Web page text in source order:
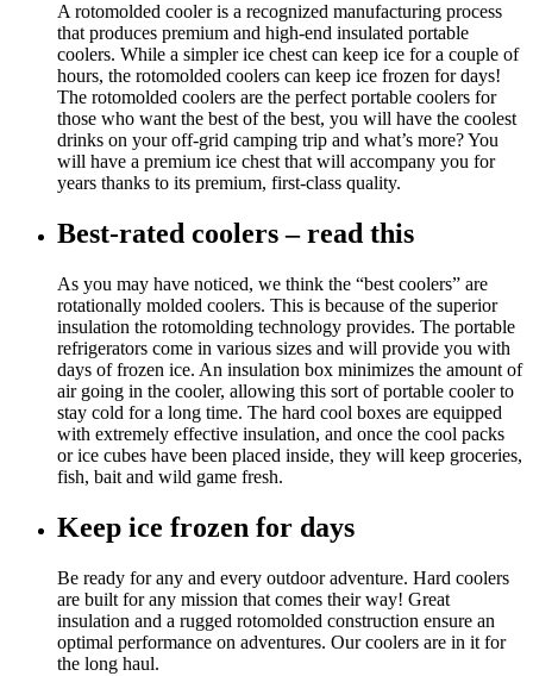
A rotomolded cooler is a recognized manufacturing process
that produces premium and high-end insulated portable
coolers. While a simpler ice chest can keep ice for a couple of
hours, the rotomolded coolers can keep ice frozen for days!
The rotomolded coolers are the perfect portable coolers for
those who want the best of the best, you will have the coolest
drinks on your off-grid camping trip and what’s more? You
will have a premium ice chest that will accompany you for
years thanks to its premium, first-class quality.
Best-rated coolers – read this
As you may have noticed, we think the “best coolers” are
rotationally molded coolers. This is because of the superior
insulation the rotomolding technology provides. The portable
refrigerators come in various sizes and will provide you with
days of frozen ice. An insulation box minimizes the amount of
air going in the cooler, allowing this sort of portable cooler to
stay cold for a long time. The hard cool boxes are equipped
with extremely effective insulation, and once the cool packs
or ice cubes have been placed inside, they will keep groceries,
fish, bait and wild game fresh.
Keep ice frozen for days
Be ready for any and every outdoor adventure. Hard coolers
are built for any mission that comes their way! Great
insulation and a rugged rotomolded construction ensure an
optimal performance on adventures. Our coolers are in it for
the long haul.